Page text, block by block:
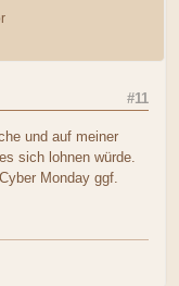
#11
und auf meiner
sich lohnen würde.
Monday ggf.